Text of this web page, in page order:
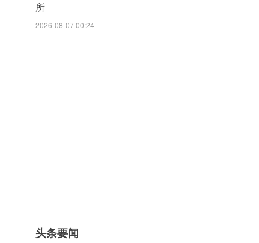
所
2026-08-07 00:24
头条要闻